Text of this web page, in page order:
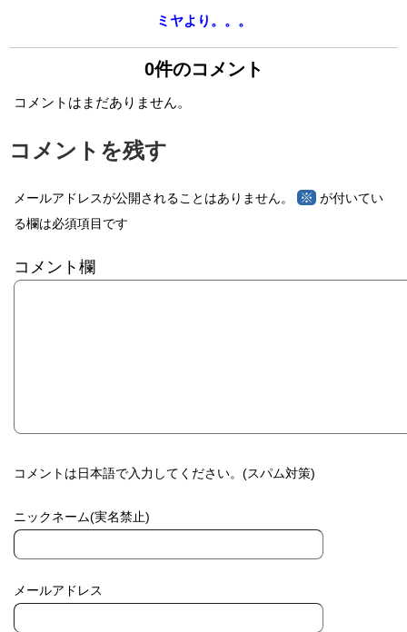
ミヤより。。。
0件のコメント
コメントはまだありません。
コメントを残す
メールアドレスが公開されることはありません。 ※ が付いてい
る欄は必須項目です
コメント欄
コメントは日本語で入力してください。(スパム対策)
ニックネーム(実名禁止)
メールアドレス